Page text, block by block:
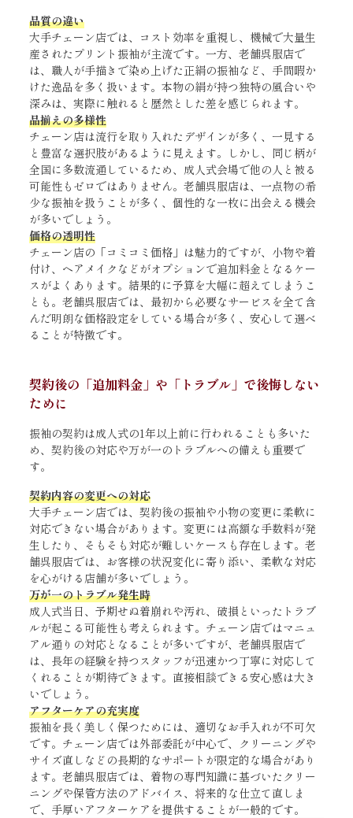
品質の違い
大手チェーン店では、コスト効率を重視し、機械で大量生
産されたプリント振袖が主流です。一方、老舗呉服店で
は、職人が手描きで染め上げた正絹の振袖など、手間暇か
けた逸品を多く扱います。本物の絹が持つ独特の風合いや
深みは、実際に触れると歴然とした差を感じられます。
品揃えの多様性
チェーン店は流行を取り入れたデザインが多く、一見する
と豊富な選択肢があるように見えます。しかし、同じ柄が
全国に多数流通しているため、成人式会場で他の人と被る
可能性もゼロではありません。老舗呉服店は、一点物の希
少な振袖を扱うことが多く、個性的な一枚に出会える機会
が多いでしょう。
価格の透明性
チェーン店の「コミコミ価格」は魅力的ですが、小物や着
付け、ヘアメイクなどがオプションで追加料金となるケー
スがよくあります。結果的に予算を大幅に超えてしまうこ
とも。老舗呉服店では、最初から必要なサービスを全て含
んだ明朗な価格設定をしている場合が多く、安心して選べ
ることが特徴です。
契約後の「追加料金」や「トラブル」で後悔しない
ために
振袖の契約は成人式の1年以上前に行われることも多いた
め、契約後の対応や万が一のトラブルへの備えも重要で
す。
契約内容の変更への対応
大手チェーン店では、契約後の振袖や小物の変更に柔軟に
対応できない場合があります。変更には高額な手数料が発
生したり、そもそも対応が難しいケースも存在します。老
舗呉服店では、お客様の状況変化に寄り添い、柔軟な対応
を心がける店舗が多いでしょう。
万が一のトラブル発生時
成人式当日、予期せぬ着崩れや汚れ、破損といったトラブ
ルが起こる可能性も考えられます。チェーン店ではマニュ
アル通りの対応となることが多いですが、老舗呉服店で
は、長年の経験を持つスタッフが迅速かつ丁寧に対応して
くれることが期待できます。直接相談できる安心感は大き
いでしょう。
アフターケアの充実度
振袖を長く美しく保つためには、適切なお手入れが不可欠
です。チェーン店では外部委託が中心で、クリーニングや
サイズ直しなどの長期的なサポートが限定的な場合があり
ます。老舗呉服店では、着物の専門知識に基づいたクリー
ニングや保管方法のアドバイス、将来的な仕立て直しま
で、手厚いアフターケアを提供することが一般的です。